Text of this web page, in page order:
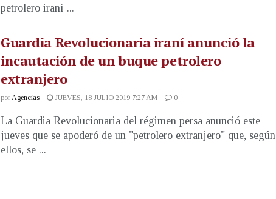
petrolero iraní ...
Guardia Revolucionaria iraní anunció la
incautación de un buque petrolero
extranjero
porAgencias JUEVES, 18 JULIO 2019 7:27 AM 0
La Guardia Revolucionaria del régimen persa anunció este
jueves que se apoderó de un "petrolero extranjero" que, según
ellos, se ...